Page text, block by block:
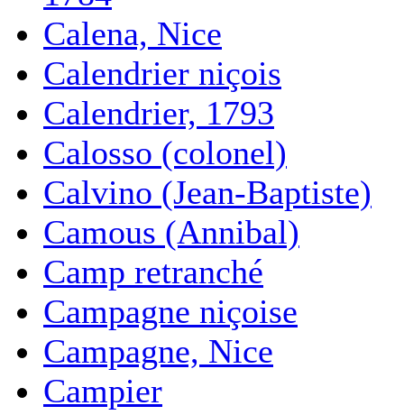
Calena, Nice
Calendrier niçois
Calendrier, 1793
Calosso (colonel)
Calvino (Jean-Baptiste)
Camous (Annibal)
Camp retranché
Campagne niçoise
Campagne, Nice
Campier